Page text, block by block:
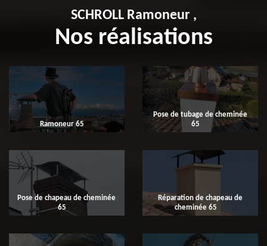
SCHROLL Ramoneur ,
Nos réalisations
Ramoneur 65
Pose de tubage de cheminée
65
Pose de chapeau de cheminée
65
Réparation de chapeau de
cheminée 65